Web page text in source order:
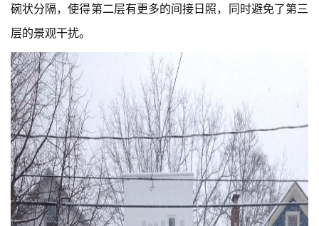
碗状分隔，使得第二层有更多的间接日照，同时避免了第三
层的景观干扰。